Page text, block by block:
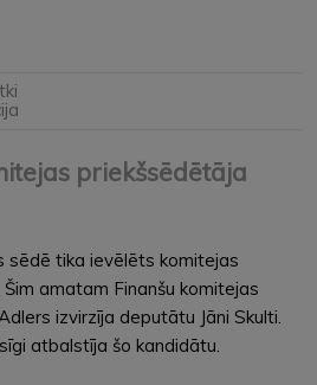
priekšsēdētāja
sēdē tika ievēlēts komitejas
amatam Finanšu komitejas
izvirzīja deputātu Jāni Skulti.
atbalstīja šo kandidātu.